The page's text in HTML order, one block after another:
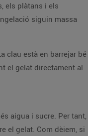
els plàtans i els
siguin massa
clau està en barrejar bé
el gelat directament al
aigua i sucre. Per tant,
el gelat. Com dèiem, si